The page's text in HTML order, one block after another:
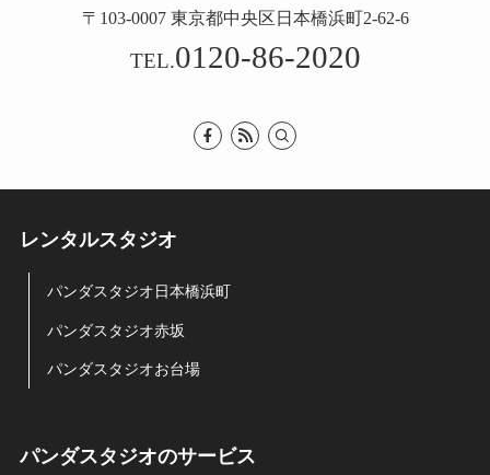
〒103-0007 東京都中央区日本橋浜町2-62-6
TEL.0120-86-2020
レンタルスタジオ
パンダスタジオ日本橋浜町
パンダスタジオ赤坂
パンダスタジオお台場
パンダスタジオのサービス